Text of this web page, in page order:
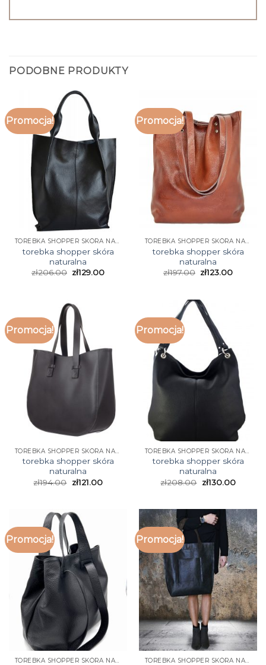
PODOBNE PRODUKTY
Promocja!
TOREBKA SHOPPER SKÓRA NATURALNA
torebka shopper skóra
naturalna
zł206.00 zł129.00
Promocja!
TOREBKA SHOPPER SKÓRA NATURALNA
torebka shopper skóra
naturalna
zł197.00 zł123.00
Promocja!
torebka shopper skóra
naturalna
zł194.00 zł121.00
Promocja!
torebka shopper skóra
naturalna
zł208.00 zł130.00
Promocja!
TOREBKA SHOPPER SKÓRA NATURALNA
Promocja!
TOREBKA SHOPPER SKÓRA NATURALNA